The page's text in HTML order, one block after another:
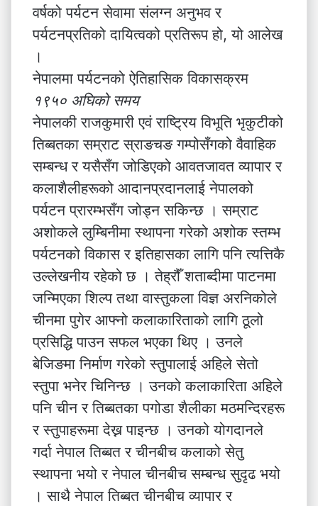
वर्षको पर्यटन सेवामा संलग्न अनुभव र
पर्यटनप्रतिको दायित्वको प्रतिरूप हो, यो आलेख
।
नेपालमा पर्यटनको ऐतिहासिक विकासक्रम
१९५० अघिको समय
नेपालकी राजकुमारी एवं राष्ट्रिय विभूति भृकुटीको
तिब्बतका सम्राट स्राङचङ गम्पोसँगको वैवाहिक
सम्बन्ध र यसैसँग जोडिएको आवतजावत व्यापार र
कलाशैलीहरूको आदानप्रदानलाई नेपालको
पर्यटन प्रारम्भसँग जोड्न सकिन्छ । सम्राट
अशोकले लुम्बिनीमा स्थापना गरेको अशोक स्तम्भ
पर्यटनको विकास र इतिहासका लागि पनि त्यत्तिकै
उल्लेखनीय रहेको छ । तेह्रौँ शताब्दीमा पाटनमा
जन्मिएका शिल्प तथा वास्तुकला विज्ञ अरनिकोले
चीनमा पुगेर आफ्नो कलाकारिताको लागि ठूलो
प्रसिद्धि पाउन सफल भएका थिए । उनले
बेजिङमा निर्माण गरेको स्तुपालाई अहिले सेतो
स्तुपा भनेर चिनिन्छ । उनको कलाकारिता अहिले
पनि चीन र तिब्बतका पगोडा शैलीका मठमन्दिरहरू
र स्तुपाहरूमा देख्न पाइन्छ । उनको योगदानले
गर्दा नेपाल तिब्बत र चीनबीच कलाको सेतु
स्थापना भयो र नेपाल चीनबीच सम्बन्ध सुदृढ भयो
। साथै नेपाल तिब्बत चीनबीच व्यापार र